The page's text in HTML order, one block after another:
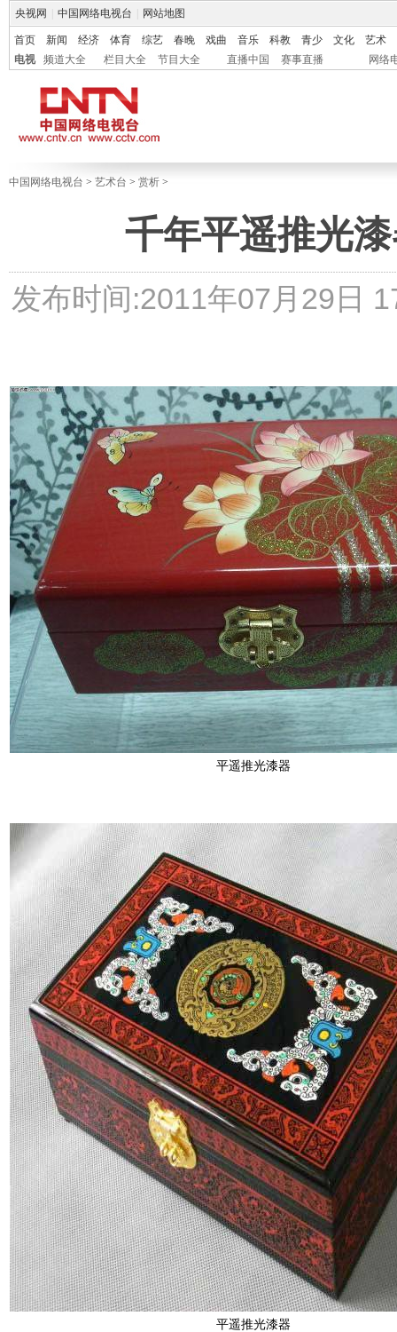
央视网 中国网络电视台 网站地图
首页 新闻 经济 体育 综艺 春晚 戏曲 音乐 科教 青少 文化
艺术
电视
频道大全 栏目大全 节目大全 直播中国 赛事直播 网络
中国网络电视台 > 艺术台 > 赏析 >
千年平遥推光
发布时间:2011年07月29日
平遥推光漆器
平遥推光漆器